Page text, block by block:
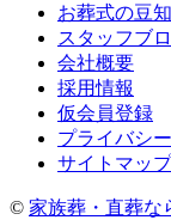
お葬式の豆
スタッフブ
会社概要
採用情報
仮会員登録
プライバシ
サイトマップ
© 家族葬・直葬な